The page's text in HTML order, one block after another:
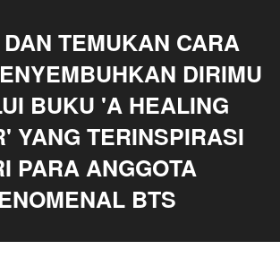
TEMUKAN CARA
DIRIMU
BUKU 'A HEALING
YANG TERINSPIRASI
PARA ANGGOTA
BTS